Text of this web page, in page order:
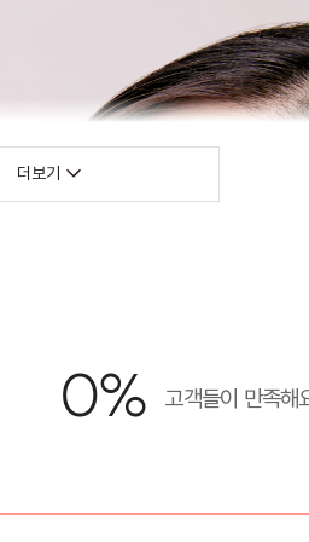
더보기
0% 고객들이 만족해